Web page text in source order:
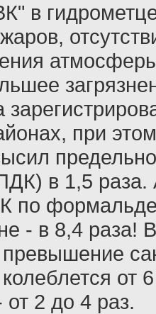
в
при
в 1,5
по
- в 8,4 раза!
превышение
от
от 2 до 4 раз.